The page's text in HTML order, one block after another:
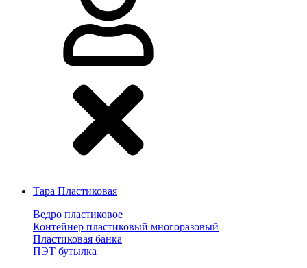
Тара Пластиковая
Ведро пластиковое
Контейнер пластиковый многоразовый
Пластиковая банка
ПЭТ бутылка